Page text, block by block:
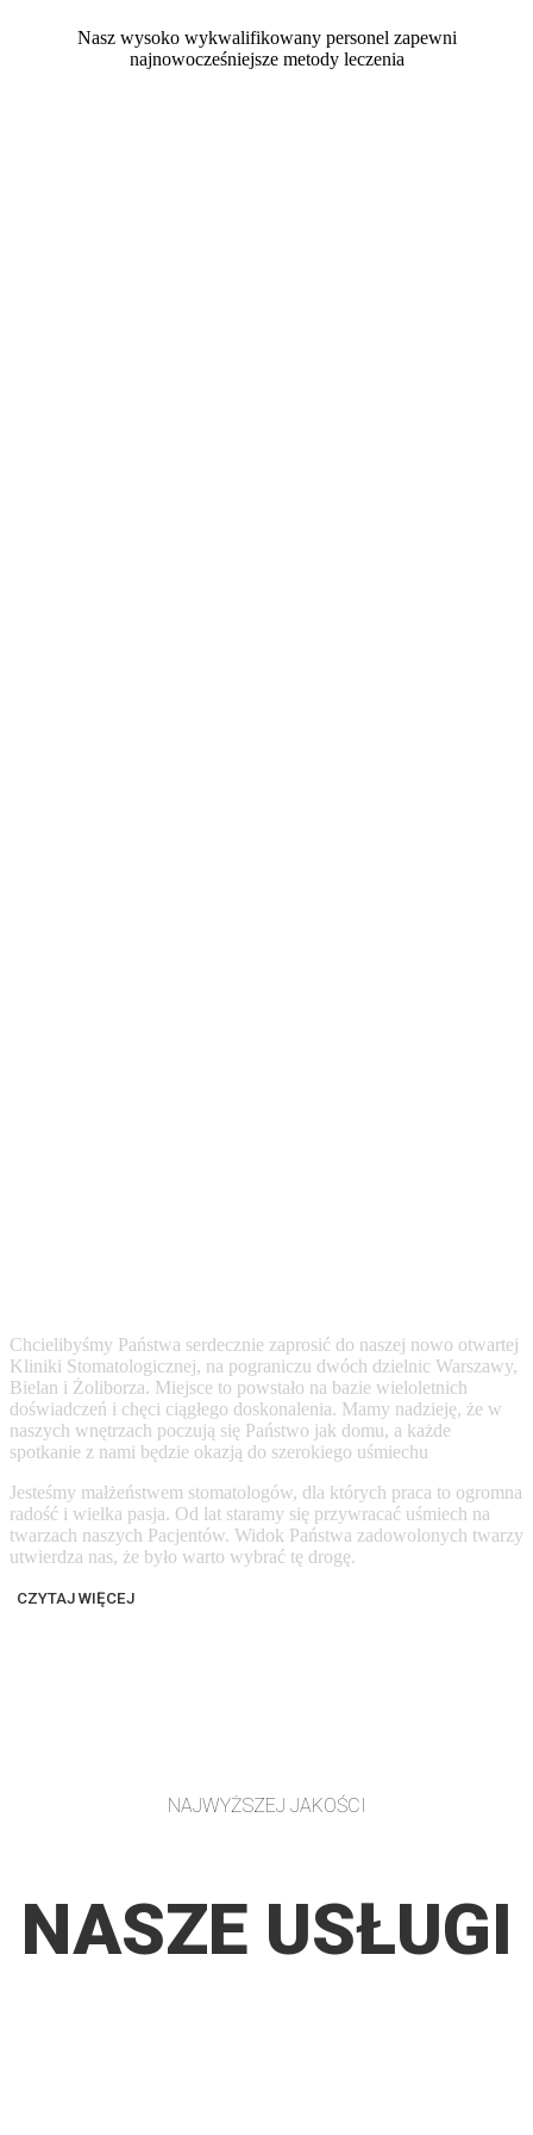
Nasz wysoko wykwalifikowany personel zapewni
najnowocześniejsze metody leczenia
Chcielibyśmy Państwa serdecznie zaprosić do naszej nowo otwartej
Kliniki Stomatologicznej, na pograniczu dwóch dzielnic Warszawy,
Bielan i Żoliborza. Miejsce to powstało na bazie wieloletnich
doświadczeń i chęci ciągłego doskonalenia. Mamy nadzieję, że w
naszych wnętrzach poczują się Państwo jak domu, a każde
spotkanie z nami będzie okazją do szerokiego uśmiechu
Jesteśmy małżeństwem stomatologów, dla których praca to ogromna
radość i wielka pasja. Od lat staramy się przywracać uśmiech na
twarzach naszych Pacjentów. Widok Państwa zadowolonych twarzy
utwierdza nas, że było warto wybrać tę drogę.
CZYTAJ WIĘCEJ
NAJWYŻSZEJ JAKOŚCI
NASZE USŁUGI